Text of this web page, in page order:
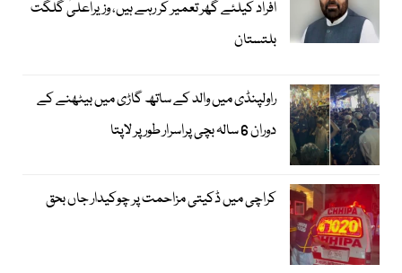
افراد کیلئے گھر تعمیر کر رہے ہیں، وزیراعلیٰ گلگت
بلتستان
راولپنڈی میں والد کے ساتھ گاڑی میں بیٹھنے کے
دوران 6 سالہ بچی پراسرار طور پر لاپتا
کراچی میں ڈکیتی مزاحمت پر چوکیدار جاں بحق